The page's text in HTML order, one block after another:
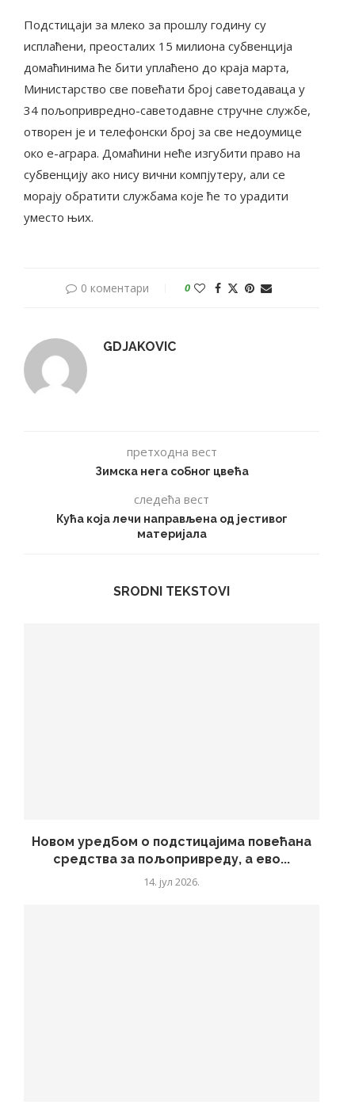
Подстицаји за млеко за прошлу годину су
исплаћени, преосталих 15 милиона субвенција
домаћинима ће бити уплаћено до краја марта,
Министарство све повећати број саветодаваца у
34 пољопривредно-саветодавне стручне службе,
отворен је и телефонски број за све недоумице
око е-аграра. Домаћини неће изгубити право на
субвенцију ако нису вични компјутеру, али се
морају обратити службама које ће то урадити
уместо њих.
0 коментари 0
GDJAKOVIC
претходна вест
Зимска нега собног цвећа
следећа вест
Кућа која лечи направљена од јестивог
материјала
SRODNI TEKSTOVI
Новом уредбом о подстицајима повећана
средства за пољопривреду, а ево...
14. јул 2026.